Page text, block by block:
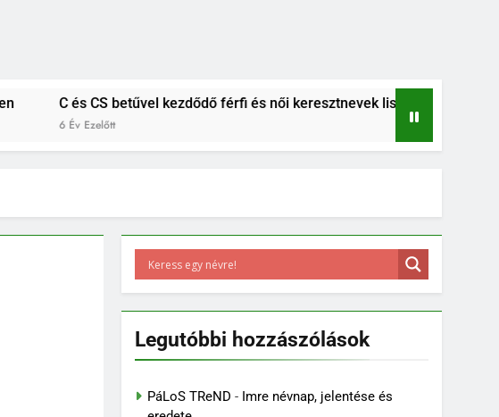
C és CS betűvel kezdődő férfi és női keresztnevek listája
6 Év Ezelőtt 6 Év Ezelőtt
Legutóbbi hozzászólások
PáLoS TReND - Imre névnap, jelentése és